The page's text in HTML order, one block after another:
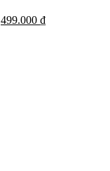
499.000 ₫